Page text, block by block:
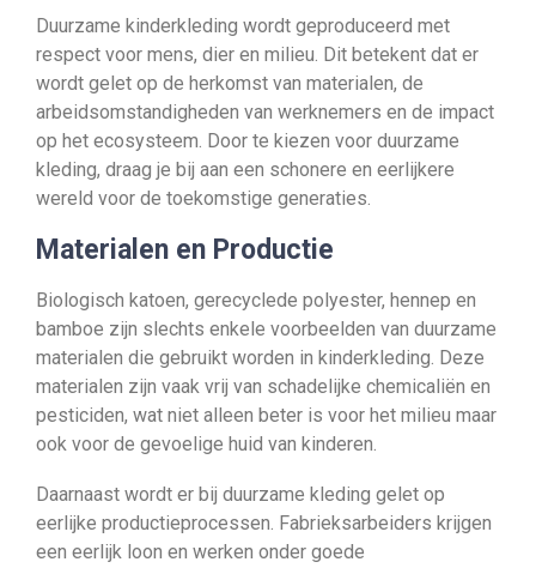
Duurzame kinderkleding wordt geproduceerd met
respect voor mens, dier en milieu. Dit betekent dat er
wordt gelet op de herkomst van materialen, de
arbeidsomstandigheden van werknemers en de impact
op het ecosysteem. Door te kiezen voor duurzame
kleding, draag je bij aan een schonere en eerlijkere
wereld voor de toekomstige generaties.
Materialen en Productie
Biologisch katoen, gerecyclede polyester, hennep en
bamboe zijn slechts enkele voorbeelden van duurzame
materialen die gebruikt worden in kinderkleding. Deze
materialen zijn vaak vrij van schadelijke chemicaliën en
pesticiden, wat niet alleen beter is voor het milieu maar
ook voor de gevoelige huid van kinderen.
Daarnaast wordt er bij duurzame kleding gelet op
eerlijke productieprocessen. Fabrieksarbeiders krijgen
een eerlijk loon en werken onder goede